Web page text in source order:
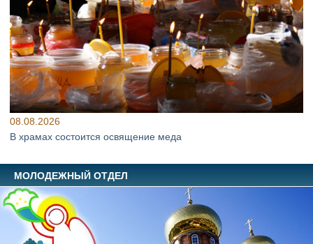
08.08.2026
В храмах состоится освящение меда
МОЛОДЕЖНЫЙ ОТДЕЛ